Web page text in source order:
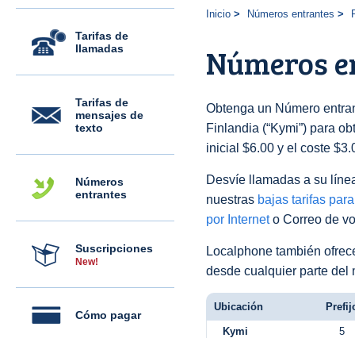
Tarifas de
llamadas
Tarifas de
mensajes de
texto
Números
entrantes
Suscripciones
New!
Cómo pagar
Inicio Números entrantes
Números
Obtenga un Número
Finlandia (“Kymi”) para
inicial $6.00 y el coste
Desvíe llamadas a su
nuestras bajas tarifas
por Interneto Correo de
Localphone también
desde cualquier parte del
Ubicación
Kymi 5